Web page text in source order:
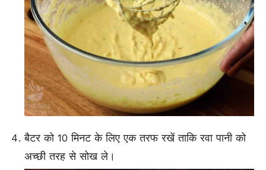
बैटर को 10 मिनट के लिए एक तरफ रखें ताकि रवा पानी को
अच्छी तरह से सोख ले।